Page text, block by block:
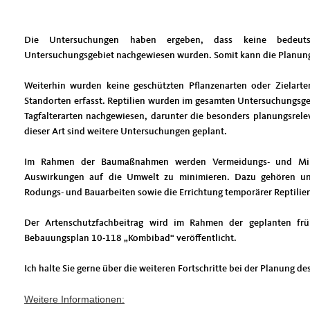
Die Untersuchungen haben ergeben, dass keine
Untersuchungsgebiet nachgewiesen wurden. Somit kann die
Weiterhin wurden keine geschützten Pflanzenarten oder
Standorten erfasst. Reptilien wurden im gesamten
Tagfalterarten nachgewiesen, darunter die besonders
dieser Art sind weitere Untersuchungen geplant.
Im Rahmen der Baumaßnahmen werden Vermeidungs- und
Auswirkungen auf die Umwelt zu minimieren. Dazu gehören
Rodungs- und Bauarbeiten sowie die Errichtung temporärer
Der Artenschutzfachbeitrag wird im Rahmen der geplanten
Bebauungsplan 10-118 „Kombibad“ veröffentlicht.
Ich halte Sie gerne über die weiteren Fortschritte bei der Planung
Weitere Informationen: